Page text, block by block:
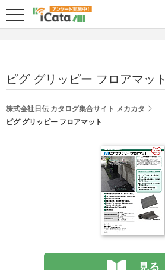
ピグ グリッピー フロアマット
株式会社日伝 カタログ集合サイト メカカタ
ピグ グリッピー フロアマット
見る